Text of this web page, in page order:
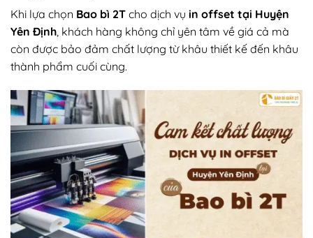
Khi lựa chọn Bao bì 2T cho dịch vụ in offset tại Huyện
Yên Định, khách hàng không chỉ yên tâm về giá cả mà
còn được bảo đảm chất lượng từ khâu thiết kế đến khâu
thành phẩm cuối cùng.